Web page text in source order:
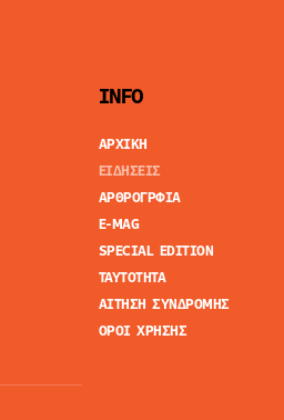
INFO
ΑΡΧΙΚΗ
ΕΙΔΗΣΕΙΣ
ΑΡΘΡΟΓΡΦΙΑ
E-MAG
SPECIAL EDITION
ΤΑΥΤΟΤΗΤΑ
ΑΙΤΗΣΗ ΣΥΝΔΡΟΜΗΣ
ΟΡΟΙ ΧΡΗΣΗΣ